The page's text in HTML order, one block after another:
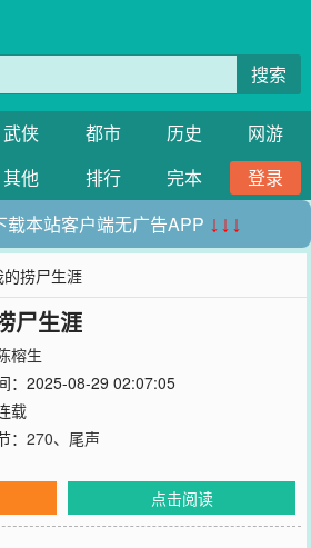
搜索
武侠 都市 历史
网游
其他 排行 完本
登录
载本站客户端无广告APP ↓↓↓
的捞尸生涯
尸生涯
榕生
：2025-08-29 02:07:05
载
270、尾声
点击阅读